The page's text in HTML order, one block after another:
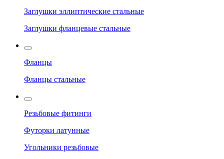
Заглушки эллиптические стальные
Заглушки фланцевые стальные
Фланцы
Фланцы стальные
Резьбовые фитинги
Футорки латунные
Угольники резьбовые